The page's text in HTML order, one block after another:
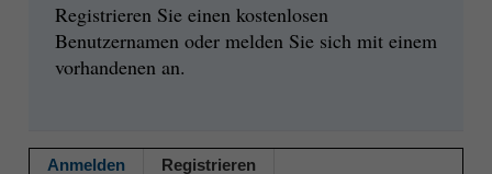
Registrieren Sie einen kostenlosen
Benutzernamen oder melden Sie sich mit einem
vorhandenen an.
Anmelden Registrieren